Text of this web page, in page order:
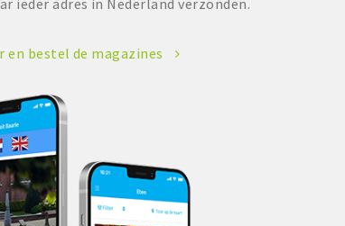
en bestel de magazines